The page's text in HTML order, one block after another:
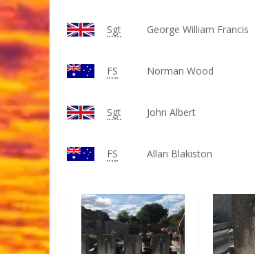
Sgt George William Francis
FS Norman Wood
Sgt John Albert
FS Allan Blakiston